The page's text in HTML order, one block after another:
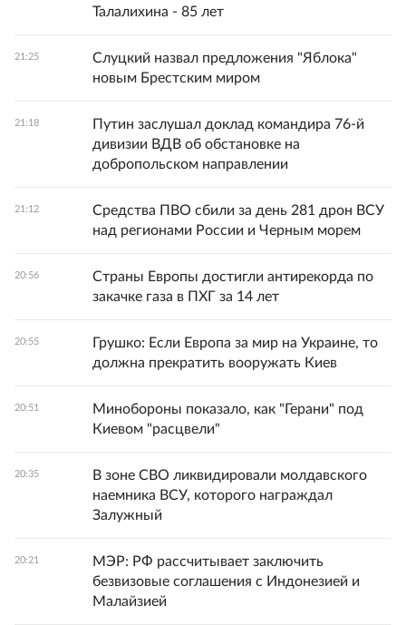
Талалихина - 85 лет
21:25
Слуцкий назвал предложения "Яблока"
новым Брестским миром
21:18
Путин заслушал доклад командира 76-й
дивизии ВДВ об обстановке на
добропольском направлении
21:12
Средства ПВО сбили за день 281 дрон ВСУ
над регионами России и Черным морем
20:56
Страны Европы достигли антирекорда по
закачке газа в ПХГ за 14 лет
20:55
Грушко: Если Европа за мир на Украине, то
должна прекратить вооружать Киев
20:51
Минобороны показало, как "Герани" под
Киевом "расцвели"
20:35
В зоне СВО ликвидировали молдавского
наемника ВСУ, которого награждал
Залужный
20:21
МЭР: РФ рассчитывает заключить
безвизовые соглашения с Индонезией и
Малайзией